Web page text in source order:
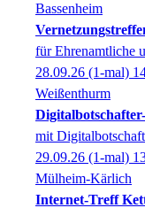
Bassenheim
für Ehrenamtliche
28.09.26 (1-mal)
Weißenthurm
mit
29.09.26 (1-mal)
Mülheim-Kärlich
Internet-Treff